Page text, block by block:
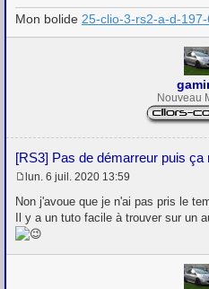
g
e
Mon bolide 25-clio-3-rs2-a-d-
Nouveau
[RS3] Pas de démarreur puis
e
s
a
lun. 6 juil. 2020 13:59
Non j'avoue que je n'ai pas pris le
Il y a un tuto facile à trouver sur un